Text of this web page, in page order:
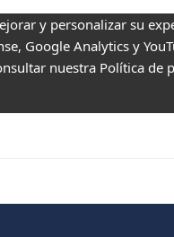
y personalizar su
Google Analytics y
nuestra Política de